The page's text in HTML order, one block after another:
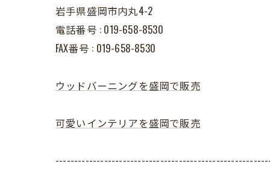
岩手県盛岡市内丸4-2
電話番号 : 019-658-8530
FAX番号 : 019-658-8530
ウッドバーニングを盛岡で販売
可愛いインテリアを盛岡で販売